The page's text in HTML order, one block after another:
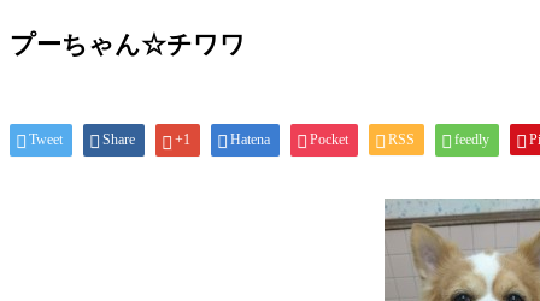
プーちゃん☆チワワ
Tweet Share +1 Hatena Pocket RSS feedly